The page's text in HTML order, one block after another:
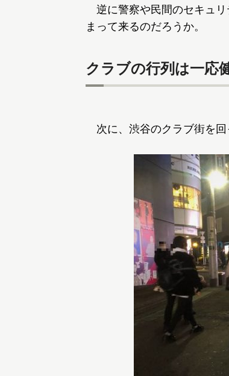
逆に警察や民間のセキュリ
まって来るのだろうか。
クラブの行列は一応
次に、渋谷のクラブ街を回